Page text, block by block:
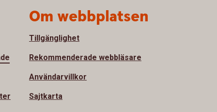
Om webbplatsen
Tillgänglighet
Rekommenderade webbläsare
Användarvillkor
Sajtkarta